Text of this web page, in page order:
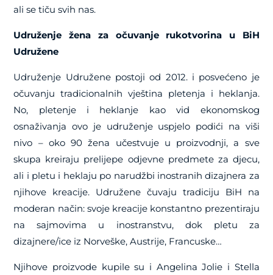
ali se tiču svih nas.
Udruženje žena za očuvanje rukotvorina u BiH
Udružene
Udruženje Udružene postoji od 2012. i posvećeno je
očuvanju tradicionalnih vještina pletenja i heklanja.
No, pletenje i heklanje kao vid ekonomskog
osnaživanja ovo je udruženje uspjelo podići na viši
nivo – oko 90 žena učestvuje u proizvodnji, a sve
skupa kreiraju prelijepe odjevne predmete za djecu,
ali i pletu i heklaju po narudžbi inostranih dizajnera za
njihove kreacije. Udružene čuvaju tradiciju BiH na
moderan način: svoje kreacije konstantno prezentiraju
na sajmovima u inostranstvu, dok pletu za
dizajnere/ice iz Norveške, Austrije, Francuske…
Njihove proizvode kupile su i Angelina Jolie i Stella